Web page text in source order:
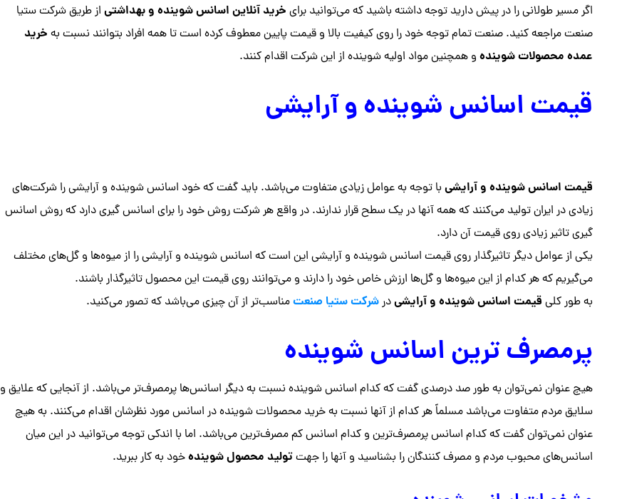
اگر مسیر طولانی را در پیش دارید توجه داشته باشید که می‌توانید برایخرید آنلاین اسانس شوینده و بهداشتیاز طریق شرکت ستیا
صنعت مراجعه کنید. صنعت تمام توجه خود را روی کیفیت بالا و قیمت پایین معطوف کرده است تا همه افراد بتوانند نسبت به خرید
عمده محصولات شویندهو همچنین مواد اولیه شوینده از این شرکت اقدام کنند.
قیمت اسانس شوینده و آرایشی
قیمت اسانس شوینده و آرایشیبا توجه به عوامل زیادی متفاوت می‌باشد. باید گفت که خود اسانس شوینده و آرایشی را شرکت‌های
زیادی در ایران تولید می‌کنند که همه آنها در یک سطح قرار ندارند. در واقع هر شرکت روش خود را برای اسانس گیری دارد که روش اسانس
گیری تاثیر زیادی روی قیمت آن دارد.
یکی از عوامل دیگر تاثیرگذار روی قیمت اسانس شوینده و آرایشی این است که اسانس شوینده و آرایشی را از میوه‌ها و گل‌های مختلف
می‌گیریم که هر کدام از این میوه‌ها و گل‌ها ارزش خاص خود را دارند و می‌توانند روی قیمت این محصول تاثیرگذار باشند.
به طور کلیقیمت اسانس شوینده و آرایشیدرشرکت ستیا صنعتمناسب‌تر از آن چیزی می‌باشد که تصور می‌کنید.
پرمصرف ترین اسانس شوینده
هیچ عنوان نمی‌توان به طور صد درصدی گفت که کدام اسانس شوینده نسبت به دیگر اسانس‌ها پرمصرف‌تر می‌باشد. از آنجایی که علایق و
سلایق مردم متفاوت می‌باشد مسلماً هر کدام از آنها نسبت به خرید محصولات شوینده در اسانس مورد نظرشان اقدام می‌کنند. به هیچ
عنوان نمی‌توان گفت که کدام اسانس پرمصرف‌ترین و کدام اسانس کم مصرف‌ترین می‌باشد. اما با اندکی توجه می‌توانید در این میان
اسانس‌های محبوب مردم و مصرف کنندگان را بشناسید و آنها را جهتتولید محصول شویندهخود به کار ببرید.